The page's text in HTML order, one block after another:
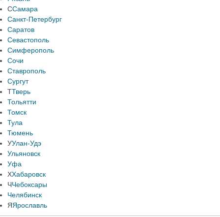
ССамара
Санкт-Петербург
Саратов
Севастополь
Симферополь
Сочи
Ставрополь
Сургут
ТТверь
Тольятти
Томск
Тула
Тюмень
УУлан-Удэ
Ульяновск
Уфа
ХХабаровск
ЧЧебоксары
Челябинск
ЯЯрославль